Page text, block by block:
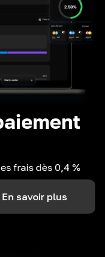
frais dès 0,4 %
En savoir plus